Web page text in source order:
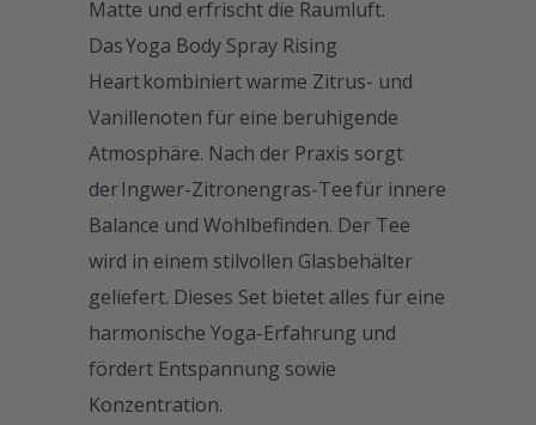
Matte und erfrischt die Raumluft.
Das Yoga Body Spray Rising
Heart kombiniert warme Zitrus- und
Vanillenoten für eine beruhigende
Atmosphäre. Nach der Praxis sorgt
der Ingwer-Zitronengras-Tee für innere
Balance und Wohlbefinden. Der Tee
wird in einem stilvollen Glasbehälter
geliefert. Dieses Set bietet alles für eine
harmonische Yoga-Erfahrung und
fördert Entspannung sowie
Konzentration.